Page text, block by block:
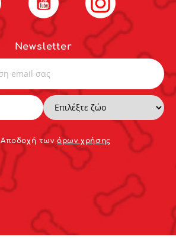
Newsletter
Αποδoχή τωνόρων χρήσης